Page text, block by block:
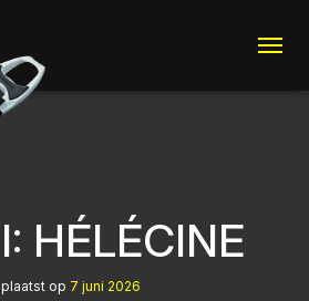
HÉLÉCINE
op 7 juni 2026